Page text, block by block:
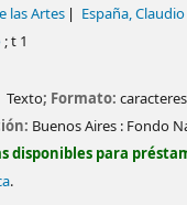
las Artes España, Claudio
; t 1
Texto; Formato:
Buenos Aires : Fondo
disponibles para
.